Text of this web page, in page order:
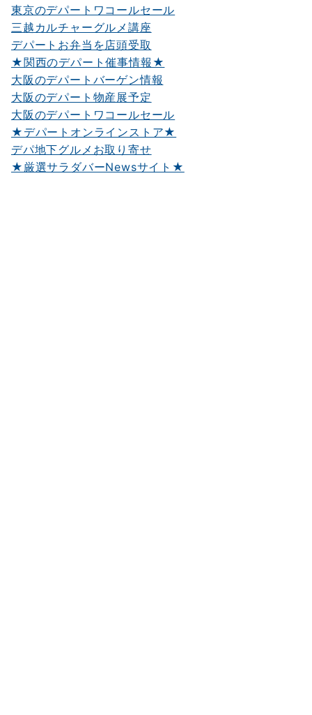
東京のデパートワコールセール
三越カルチャーグルメ講座
デパートお弁当を店頭受取
★関西のデパート催事情報★
大阪のデパートバーゲン情報
大阪のデパート物産展予定
大阪のデパートワコールセール
★デパートオンラインストア★
デパ地下グルメお取り寄せ
★厳選サラダバーNewsサイト★